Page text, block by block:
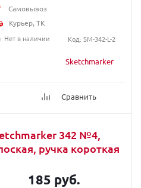
Sketchmarker
Сравнить
Самовывоз
Курьер, ТК
Нет в наличии
Код: SM-342-L-2
342 №4,
ручка короткая
185 руб.